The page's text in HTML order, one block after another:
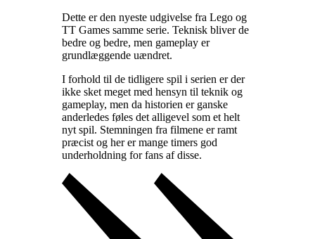
Dette er den nyeste udgivelse fra Lego og
TT Games samme serie. Teknisk bliver de
bedre og bedre, men gameplay er
grundlæggende uændret.
I forhold til de tidligere spil i serien er der
ikke sket meget med hensyn til teknik og
gameplay, men da historien er ganske
anderledes føles det alligevel som et helt
nyt spil. Stemningen fra filmene er ramt
præcist og her er mange timers god
underholdning for fans af disse.